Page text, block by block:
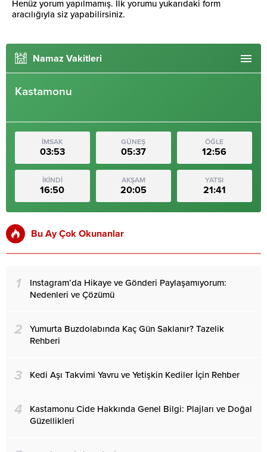
Henüz yorum yapılmamış. İlk yorumu yukarıdaki form
aracılığıyla siz yapabilirsiniz.
Namaz Vakitleri
Kastamonu
İMSAK
03:53
GÜNEŞ
05:37
ÖĞLE
12:56
İKİNDİ
16:50
AKŞAM
20:05
YATSI
21:41
Bu Ay Çok Okunanlar
1
Instagram’da Hikaye ve Gönderi Paylaşamıyorum:
Nedenleri ve Çözümü
2
Yumurta Buzdolabında Kaç Gün Saklanır? Tazelik
Rehberi
3 Kedi Aşı Takvimi Yavru ve Yetişkin Kediler İçin Rehber
4
Kastamonu Cide Hakkında Genel Bilgi: Plajları ve Doğal
Güzellikleri